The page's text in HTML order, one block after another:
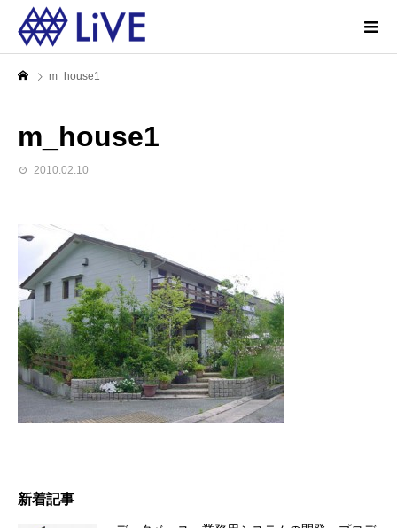
m_house1
m_house1
2010.02.10
新着記事